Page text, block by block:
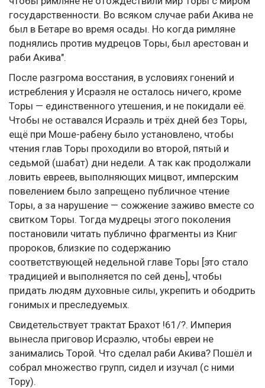
государственности. Во всяком случае раби Акива не
был в Бетаре во время осады. Но когда римляне
поднялись против мудрецов Торы, был арестован и
раби Акива".
После разгрома восстания, в условиях гонений и
истребления у Исраэля не осталось ничего, кроме
Торы — единственного утешения, и не покидали её.
Чтобы не оставался Исраэль и трёх дней без Торы,
ещё при Моше-рабену было установлено, чтобы
чтения глав Торы проходили во второй, пятый и
седьмой (шабат) дни недели. А так как продолжали
ловить евреев, выполняющих мицвот, имперским
повелением было запрещено публичное чтение
Торы, а за нарушение — сожжение заживо вместе со
свитком Торы. Тогда мудрецы этого поколения
постановили читать публично фрагменты из Книг
пророков, близкие по содержанию
соответствующей недельной главе Торы [это стало
традицией и выполняется по сей день], чтобы
придать людям духовные силы, укрепить и ободрить
гонимых и преследуемых.
Свидетельствует трактат Брахот !61/?. Империя
вынесла приговор Исраэлю, чтобы евреи не
занимались Торой. Что сделал раби Акива? Пошёл и
собрал множество групп, сидел и изучал (с ними
Тору).